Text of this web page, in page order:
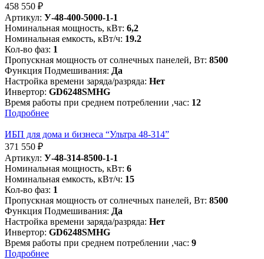
458 550 ₽
Артикул: У-48-400-5000-1-1
Номинальная мощность, кВт: 6,2
Номинальная емкость, кВт/ч: 19.2
Кол-во фаз: 1
Пропускная мощность от солнечных панелей, Вт: 8500
Функция Подмешивания: Да
Настройка времени заряда/разряда: Нет
Инвертор: GD6248SMHG
Время работы при среднем потреблении ,час: 12
Подробнее
ИБП для дома и бизнеса “Ультра 48-314”
371 550 ₽
Артикул: У-48-314-8500-1-1
Номинальная мощность, кВт: 6
Номинальная емкость, кВт/ч: 15
Кол-во фаз: 1
Пропускная мощность от солнечных панелей, Вт: 8500
Функция Подмешивания: Да
Настройка времени заряда/разряда: Нет
Инвертор: GD6248SMHG
Время работы при среднем потреблении ,час: 9
Подробнее